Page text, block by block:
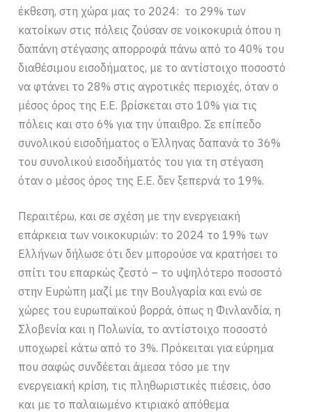
έκθεση, στη χώρα μας το 2024: το 29% των
κατοίκων στις πόλεις ζούσαν σε νοικοκυριά όπου η
δαπάνη στέγασης απορροφά πάνω από το 40% του
διαθέσιμου εισοδήματος, με το αντίστοιχο ποσοστό
να φτάνει το 28% στις αγροτικές περιοχές, όταν ο
μέσος όρος της Ε.Ε. βρίσκεται στο 10% για τις
πόλεις και στο 6% για την ύπαιθρο. Σε επίπεδο
συνολικού εισοδήματος ο Έλληνας δαπανά το 36%
του συνολικού εισοδήματός του για τη στέγαση
όταν ο μέσος όρος της Ε.Ε. δεν ξεπερνά το 19%.
Περαιτέρω, και σε σχέση με την ενεργειακή
επάρκεια των νοικοκυριών: το 2024 το 19% των
Ελλήνων δήλωσε ότι δεν μπορούσε να κρατήσει το
σπίτι του επαρκώς ζεστό – το υψηλότερο ποσοστό
στην Ευρώπη μαζί με την Βουλγαρία και ενώ σε
χώρες του ευρωπαϊκού βορρά, όπως η Φινλανδία, η
Σλοβενία και η Πολωνία, το αντίστοιχο ποσοστό
υποχωρεί κάτω από το 3%. Πρόκειται για εύρημα
που σαφώς συνδέεται άμεσα τόσο με την
ενεργειακή κρίση, τις πληθωριστικές πιέσεις, όσο
και με το παλαιωμένο κτιριακό απόθεμα